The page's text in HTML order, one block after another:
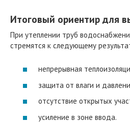
Итоговый ориентир для
При утеплении труб
стремятся к следующему
непрерывная
защита от влаги и
отсутствие открытых
усиление в зоне ввода.